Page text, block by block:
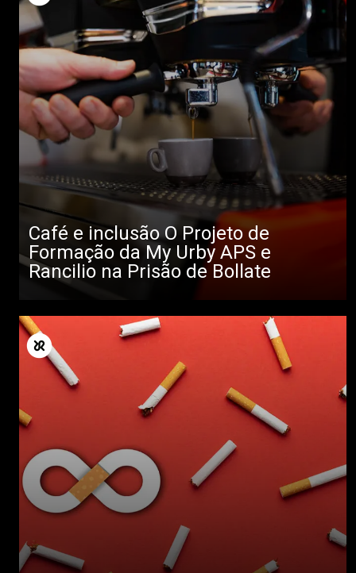
Café e inclusão O Projeto de
Formação da My Urby APS e
Rancilio na Prisão de Bollate